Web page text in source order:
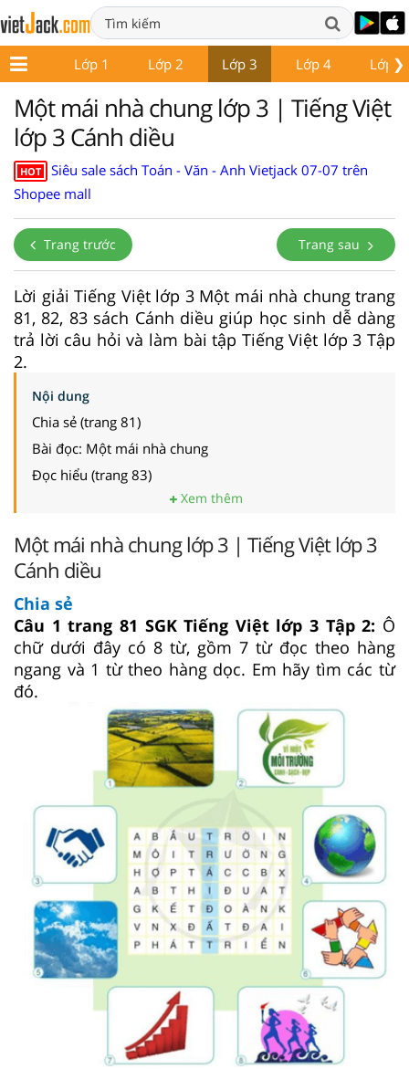
❯
Lớp 1 Lớp 2 Lớp 3 Lớp 4 Lớp 5
Một mái nhà chung lớp 3 | Tiếng Việt
lớp 3 Cánh diều
HOT
Siêu sale sách Toán - Văn - Anh Vietjack 07-07 trên
Shopee mall
Trang trước Trang sau
Lời giải Tiếng Việt lớp 3 Một mái nhà chung trang
81, 82, 83 sách Cánh diều giúp học sinh dễ dàng
trả lời câu hỏi và làm bài tập Tiếng Việt lớp 3 Tập
2.
Nội dung
Chia sẻ (trang 81)
Bài đọc: Một mái nhà chung
Đọc hiểu (trang 83)
Xem thêm
Một mái nhà chung lớp 3 | Tiếng Việt lớp 3
Cánh diều
Chia sẻ
Câu 1 trang 81 SGK Tiếng Việt lớp 3 Tập 2: Ô
chữ dưới đây có 8 từ, gồm 7 từ đọc theo hàng
ngang và 1 từ theo hàng dọc. Em hãy tìm các từ
đó.